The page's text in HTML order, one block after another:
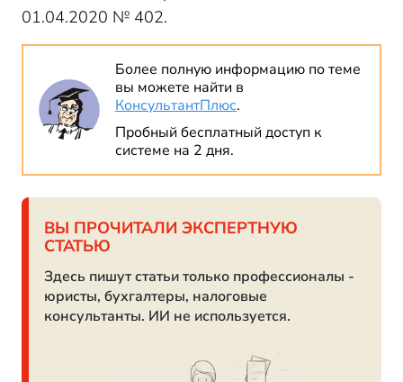
01.04.2020 № 402.
Более полную информацию по теме
вы можете найти в
КонсультантПлюс.
Пробный бесплатный доступ к
системе на 2 дня.
ВЫ ПРОЧИТАЛИ ЭКСПЕРТНУЮ
СТАТЬЮ
Здесь пишут статьи только профессионалы -
юристы, бухгалтеры, налоговые
консультанты. ИИ не используется.